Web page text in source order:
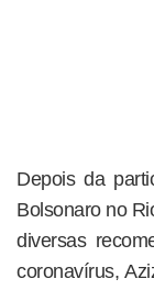
Depois da
Bolsonaro no
diversas
coronavírus,